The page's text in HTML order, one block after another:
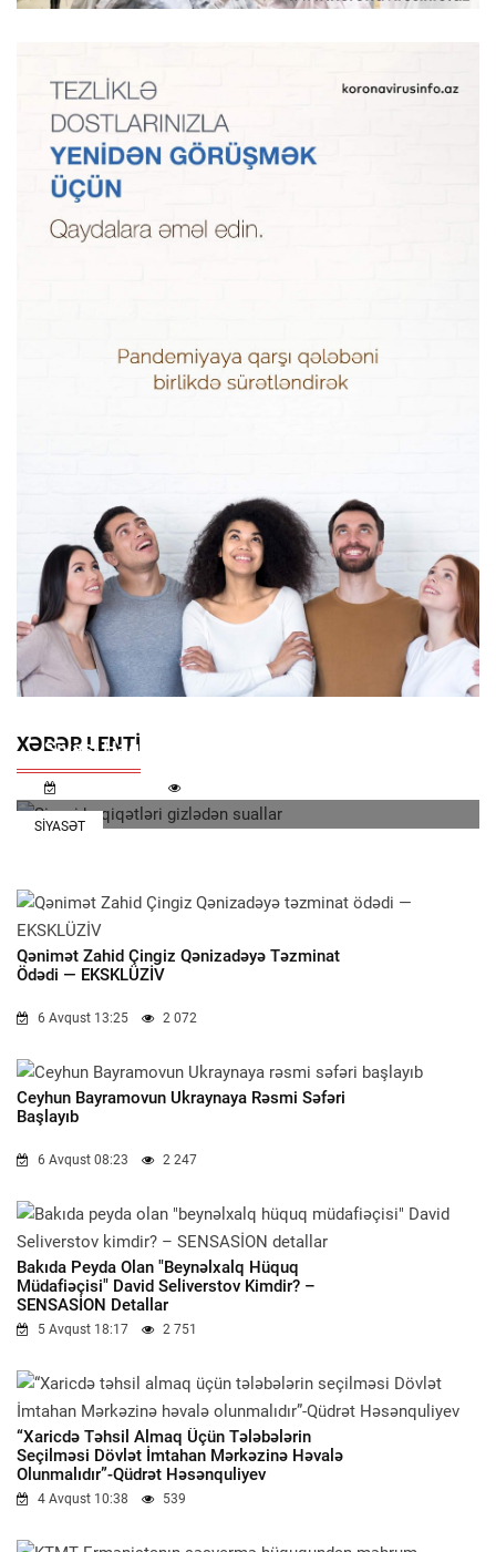
XƏBƏR LENTI
SIYASƏT
Siyasi Həqiqətləri Gizlədən Suallar
Qənimət Zahid Çingiz Qənizadəyə Təzminat
Ödədi — EKSKLÜZİV
6 Avqust 13:25 2 072
Ceyhun Bayramovun Ukraynaya Rəsmi Səfəri
Başlayıb
6 Avqust 08:23 2 247
Bakıda Peyda Olan "beynəlxalq Hüquq
Müdafiəçisi" David Seliverstov Kimdir? –
SENSASİON Detallar
5 Avqust 18:17 2 751
“Xaricdə Təhsil Almaq Üçün Tələbələrin
Seçilməsi Dövlət İmtahan Mərkəzinə Həvalə
Olunmalıdır”-Qüdrət Həsənquliyev
4 Avqust 10:38 539